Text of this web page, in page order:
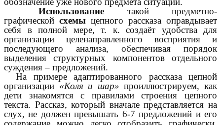
Использование такой предметно-
графической схемы цепного рассказа оправдывает
себя в полной мере, т. к. создаёт удобства для
организации целенаправленного восприятия и
последующего анализа, обеспечивая порядок
выделения структурных компонентов отдельного
суждения – предложений.
На примере адаптированного рассказа цепной
организации «Коля и шар»проиллюстрируем, как
дети знакомятся с правилами строения цепного
текста. Рассказ, который вначале представляется на
слух, не должен превышать 6-7 предложений и его